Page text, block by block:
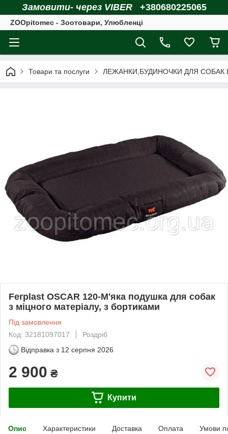
Замовити- через VIBER +380680225065
ZOOpitomec - Зоотовари, Улюбленці
Товари та послуги ЛЕЖАНКИ,БУДИНОЧКИ ДЛЯ СОБАК
Ferplast OSCAR 120-М'яка подушка для собак
з міцного матеріалу, з бортиками
Під замовлення
Код: 32181097017
Роздріб
Відправка з 12 серпня 2026
2 900 ₴
Купити
Опис Характеристики Доставка Оплата Умови